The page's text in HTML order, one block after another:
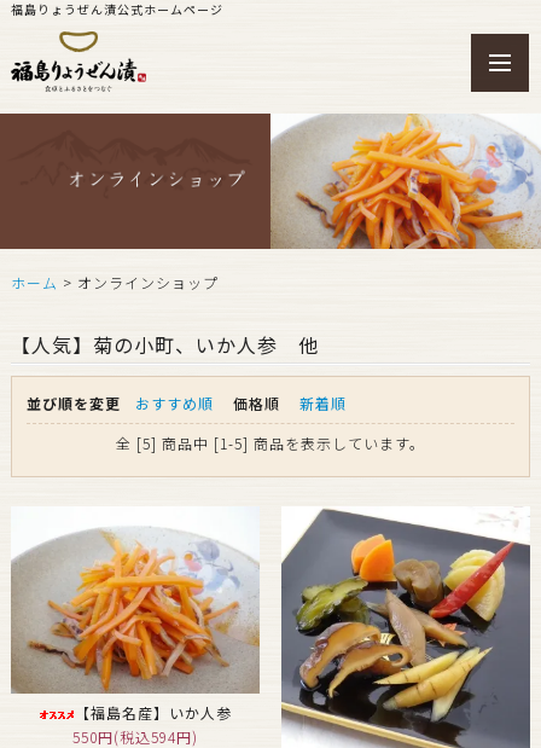
福島りょうぜん漬公式ホームページ
ホーム > オンラインショップ
【人気】菊の小町、いか人参 他
並び順を変更 おすすめ順 価格順
新着順
全 [5] 商品中 [1-5] 商品を表示しています。
【福島名産】いか人参
550円(税込594円)